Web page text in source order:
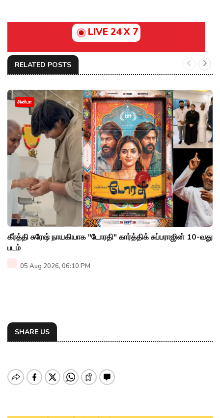
LIVE 24 X 7
RELATED POSTS
சினிமா
கீர்த்தி சுரேஷ் நாயகியாக "டோரதி" கார்த்திக் சுப்பராஜின் 10-வது
படம்
05 Aug 2026, 06:10 PM
SHARE US